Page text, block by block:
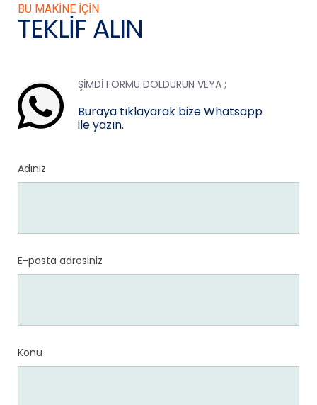
BU MAKINE IÇIN
TEKLIF ALIN
ŞIMDI FORMU DOLDURUN VEYA ;
Buraya tıklayarak bize Whatsapp
ile yazın.
Adınız
E-posta adresiniz
Konu